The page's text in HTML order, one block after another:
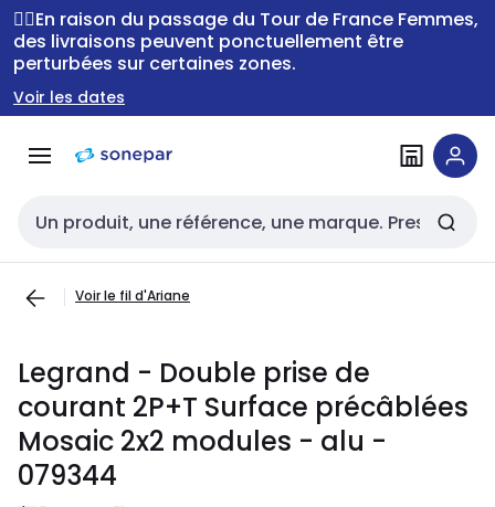
Passer à la
navigation
Passer
au
contenu
🚴‍♂️En raison du passage du Tour de France Femmes,
des livraisons peuvent ponctuellement être
perturbées sur certaines zones.
Voir les dates
Entrée de recherche
Voir le fil d'Ariane
Legrand - Double prise de
courant 2P+T Surface précâblées
Mosaic 2x2 modules - alu -
079344